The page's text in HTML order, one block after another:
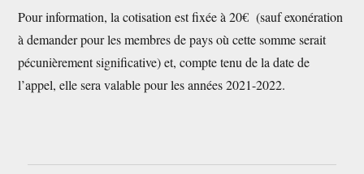
Pour information, la cotisation est fixée à 20€ (sauf exonération
à demander pour les membres de pays où cette somme serait
pécunièrement significative) et, compte tenu de la date de
l’appel, elle sera valable pour les années 2021-2022.